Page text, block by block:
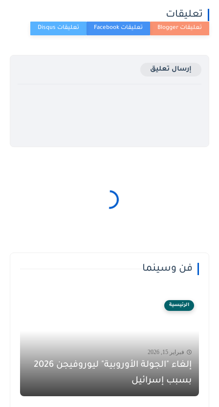
تعليقات
إرسال تعليق
فن وسينما
الرئيسية
فبراير 15, 2026
إلغاء "الجولة الأوروبية" ليوروفيجن 2026
بسبب إسرائيل